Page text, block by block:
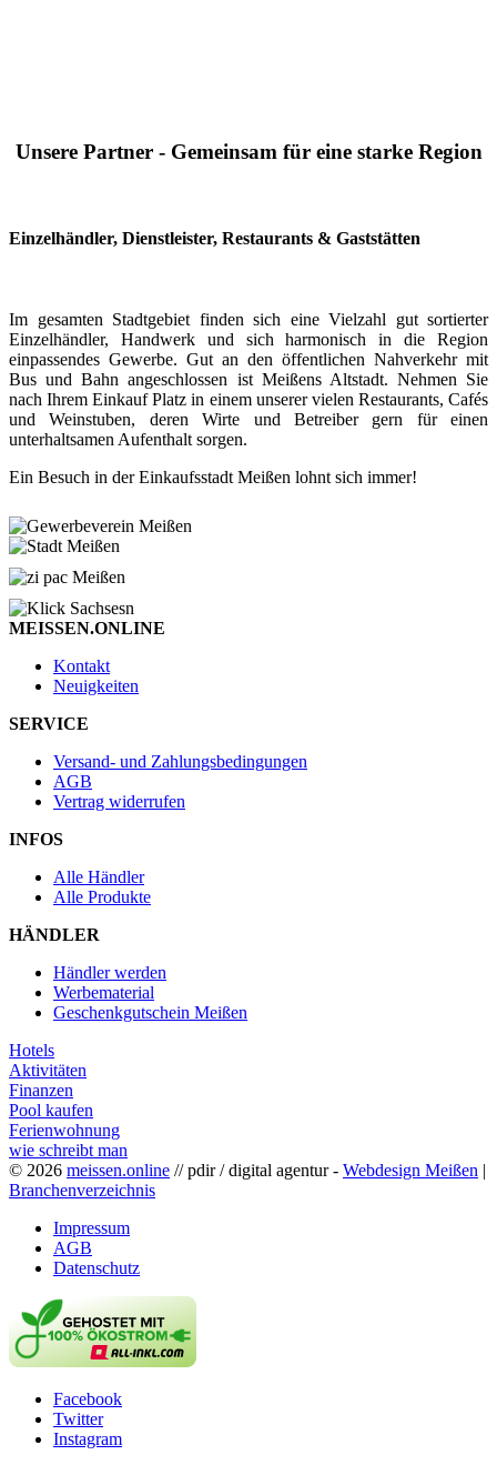
Unsere Partner - Gemeinsam für eine starke Region
Einzelhändler, Dienstleister, Restaurants & Gaststätten
Im gesamten Stadtgebiet finden sich eine Vielzahl gut sortierter
Einzelhändler, Handwerk und sich harmonisch in die Region
einpassendes Gewerbe. Gut an den öffentlichen Nahverkehr mit
Bus und Bahn angeschlossen ist Meißens Altstadt. Nehmen Sie
nach Ihrem Einkauf Platz in einem unserer vielen Restaurants, Cafés
und Weinstuben, deren Wirte und Betreiber gern für einen
unterhaltsamen Aufenthalt sorgen.
Ein Besuch in der Einkaufsstadt Meißen lohnt sich immer!
MEISSEN.ONLINE
Kontakt
Neuigkeiten
SERVICE
Versand- und Zahlungsbedingungen
AGB
Vertrag widerrufen
INFOS
Alle Händler
Alle Produkte
HÄNDLER
Händler werden
Werbematerial
Geschenkgutschein Meißen
Hotels
Aktivitäten
Finanzen
Pool kaufen
Ferienwohnung
wie schreibt man
© 2026 meissen.online // pdir / digital agentur - Webdesign Meißen |
Branchenverzeichnis
Impressum
AGB
Datenschutz
Facebook
Twitter
Instagram